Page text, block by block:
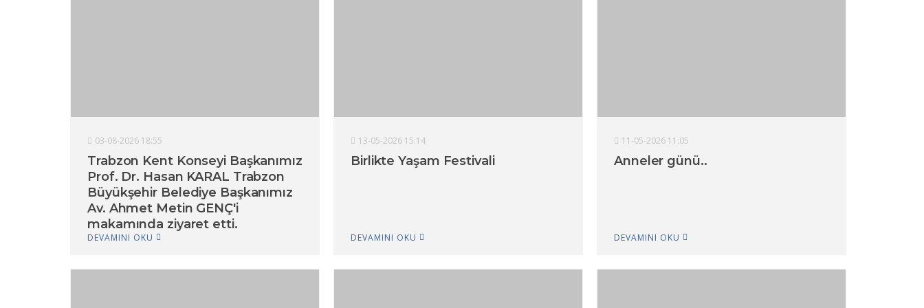
03-08-2026 18:55
Trabzon Kent Konseyi Başkanımız
Prof. Dr. Hasan KARAL Trabzon
Büyükşehir Belediye Başkanımız
Av. Ahmet Metin GENÇ'i
makamında ziyaret etti.
DEVAMINI OKU
13-05-2026 15:14
Birlikte Yaşam Festivali
DEVAMINI OKU
11-05-2026 11:05
Anneler günü..
DEVAMINI OKU